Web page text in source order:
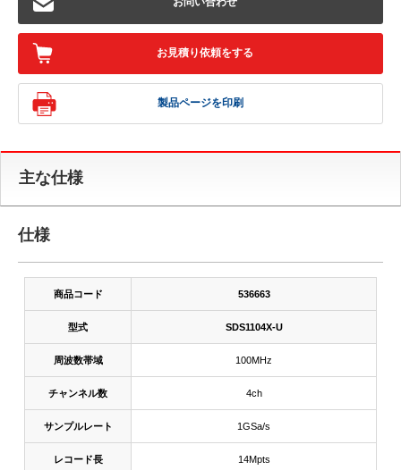
お見積り依頼をする
製品ページを印刷
主な仕様
仕様
商品コード 536663
型式 SDS1104X-U
周波数帯域 100MHz
チャンネル数 4ch
サンプルレート 1GSa/s
レコード長 14Mpts